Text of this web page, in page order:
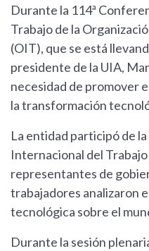
Durante la 114ª
Trabajo de la
(OIT), que se está
presidente de la UIA,
necesidad de promover
la transformación
La entidad participó de
Internacional del
representantes de
trabajadores analizaron
tecnológica sobre el
Durante la sesión